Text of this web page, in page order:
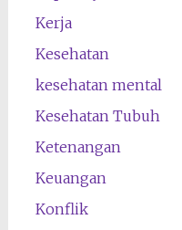
Kerja
Kesehatan
kesehatan mental
Kesehatan Tubuh
Ketenangan
Keuangan
Konflik